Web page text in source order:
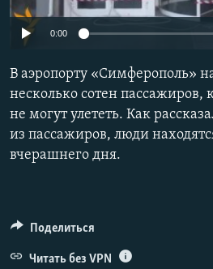
ПОБЕДИТЕЛЕЙ НЕ СУДЯТ?
ELIFBE
УКРАИНСКАЯ ПРОБЛЕМА КРЫМА
ПРИСОЕДИНЯЙТЕСЬ!
Все сайты RFE/RL
0:00
В аэропорту «Симферополь»
несколько сотен пассажиров,
не могут улететь. Как
из пассажиров, люди
вчерашнего дня.
Поделиться
Читать без VPN